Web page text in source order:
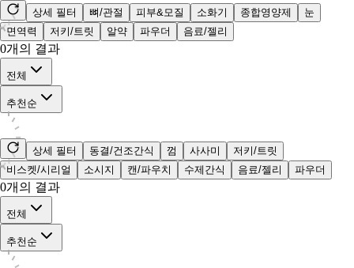
상세 필터 뼈/관절 피부&모질 소화기 종합영양제
눈
면역력
저키/트릿 알약 파우더 음료/젤리
0개의 결과
전체
추천순
상세 필터 동결/건조간식 껌 사사미
저키/트릿
비스켓/시리얼
소시지 캔/파우치 수제간식 음료/젤리 파우더
0개의 결과
전체
추천순